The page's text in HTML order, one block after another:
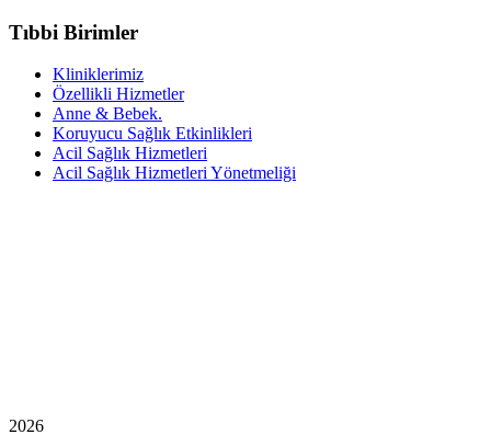
Tıbbi Birimler
Kliniklerimiz
Özellikli Hizmetler
Anne & Bebek.
Koruyucu Sağlık Etkinlikleri
Acil Sağlık Hizmetleri
Acil Sağlık Hizmetleri Yönetmeliği
2026